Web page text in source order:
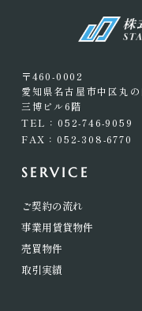
〒460-0002
愛知県名古屋市中区丸
三博ビル6階
TEL：052-746-9059
FAX：052-308-6770
SERVICE
ご契約の流れ
事業用賃貸物件
売買物件
取引実績